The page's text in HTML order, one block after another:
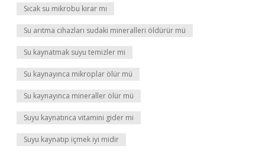
Sıcak su mikrobu kırar mı
Su arıtma cihazları sudaki mineralleri öldürür mü
Su kaynatmak suyu temizler mi
Su kaynayınca mikroplar ölür mü
Su kaynayınca mineraller ölür mü
Suyu kaynatınca vitamini gider mi
Suyu kaynatıp içmek iyi midir